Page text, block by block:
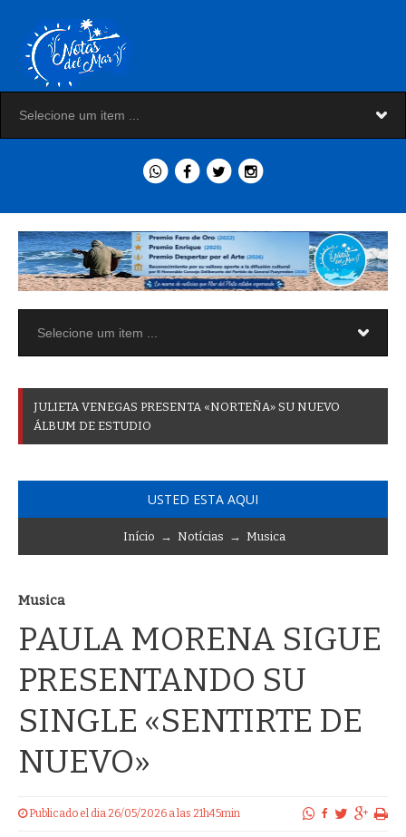
JULIETA VENEGAS PRESENTA «NORTEÑA» SU NUEVO
ÁLBUM DE ESTUDIO
USTED ESTA AQUI
Início → Notícias → Musica
Musica
PAULA MORENA SIGUE
PRESENTANDO SU
SINGLE «SENTIRTE DE
NUEVO»
Publicado el dia 26/05/2026 a las 21h45min